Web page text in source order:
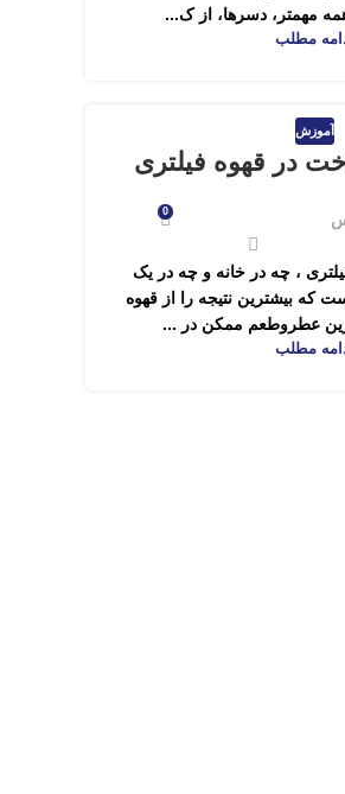
مهمتر، دسرها، از ک...
مطلب
آموزش
در قهوه فیلتری
0
، چه در خانه و چه در یک
بیشترین نتیجه را از قهوه
عطروطعم ممکن در ...
مطلب